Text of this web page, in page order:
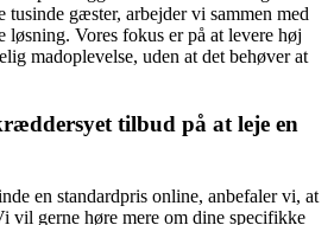
tusinde gæster, arbejder vi sammen med
løsning. Vores fokus er på at levere høj
madoplevelse, uden at det behøver at
tilbud på at leje en
en standardpris online, anbefaler vi, at
vil gerne høre mere om dine specifikke